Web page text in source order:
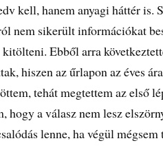
kell, hanem anyagi háttér is.
nem sikerült információkat
Ebből arra
hiszen az űrlapon az éves
tehát megtettem az első
hogy a válasz nem lesz
lenne, ha végül